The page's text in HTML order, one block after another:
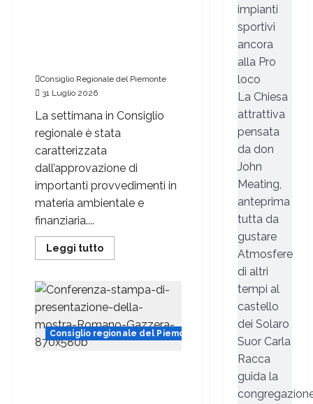
Consiglio Regionale del Piemonte
31 Luglio 2026
La settimana in Consiglio
regionale è stata
caratterizzata
dall’approvazione di
importanti provvedimenti in
materia ambientale e
finanziaria....
Leggi tutto
Consiglio regionale del Piemonte
impianti
sportivi
ancora
alla Pro
loco
La Chiesa
attrattiva
pensata
da don
John
Meating,
anteprima
tutta da
gustare
Atmosfere
di altri
tempi al
castello
dei Solaro
Suor Carla
Racca
guida la